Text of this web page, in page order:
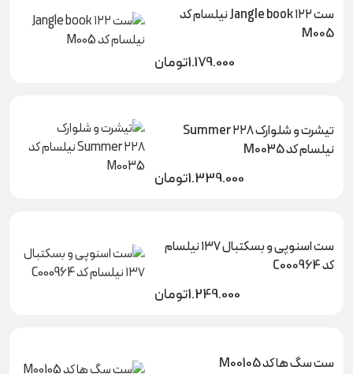
ست Jangle book ۱۲۲ نیلسام کد
M005
1.179.000تومان
تیشرت و شلوارک Summer ۲۲۸
نیلسام کد M0035
1.339.000تومان
ست اسنوپی و بسکتبال ۱۳۷ نیلسام
کد C000964
1.249.000تومان
ست سگ ها کد M00105